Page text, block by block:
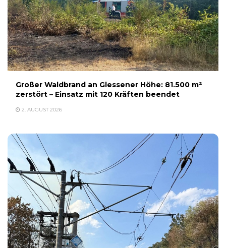
Großer Waldbrand an Glessener Höhe: 81.500 m²
zerstört – Einsatz mit 120 Kräften beendet
2. AUGUST 2026